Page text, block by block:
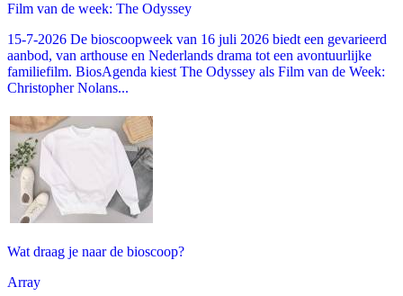
Film van de week: The Odyssey
15-7-2026 De bioscoopweek van 16 juli 2026 biedt een gevarieerd
aanbod, van arthouse en Nederlands drama tot een avontuurlijke
familiefilm. BiosAgenda kiest The Odyssey als Film van de Week:
Christopher Nolans...
Wat draag je naar de bioscoop?
Array